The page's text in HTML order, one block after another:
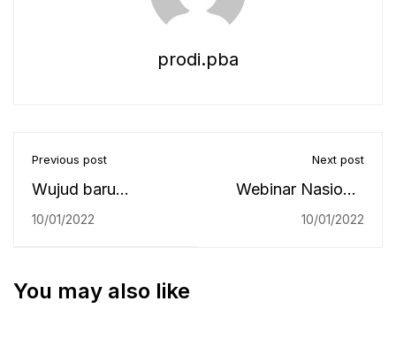
prodi.pba
Previous post
Wujud baru
halaman
10/01/2022
Next post
Webinar Nasional
10/01/2022
You may also like